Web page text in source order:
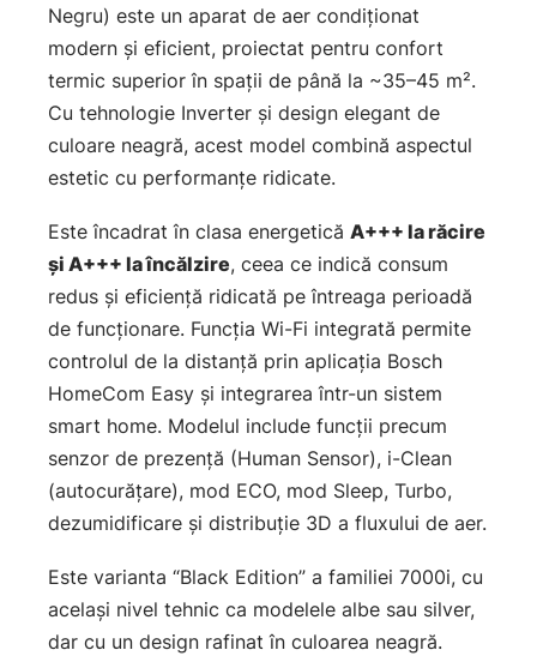
Negru) este un aparat de aer condiționat
modern și eficient, proiectat pentru confort
termic superior în spații de până la ~35–45 m².
Cu tehnologie Inverter și design elegant de
culoare neagră, acest model combină aspectul
estetic cu performanțe ridicate.
Este încadrat în clasa energetică A+++ la răcire
și A+++ la încălzire, ceea ce indică consum
redus și eficiență ridicată pe întreaga perioadă
de funcționare. Funcția Wi-Fi integrată permite
controlul de la distanță prin aplicația Bosch
HomeCom Easy și integrarea într-un sistem
smart home. Modelul include funcții precum
senzor de prezență (Human Sensor), i-Clean
(autocurățare), mod ECO, mod Sleep, Turbo,
dezumidificare și distribuție 3D a fluxului de aer.
Este varianta “Black Edition” a familiei 7000i, cu
același nivel tehnic ca modelele albe sau silver,
dar cu un design rafinat în culoarea neagră.